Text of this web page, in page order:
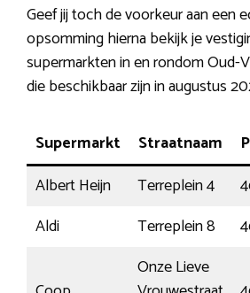
Geef jij toch de voorkeur aan een
opsomming hierna bekijk je
supermarkten in en rondom Oud-
die beschikbaar zijn in augustus
Supermarkt Straatnaam
Albert Heijn
Terreplein 4
Aldi
Terreplein 8
Onze Lieve